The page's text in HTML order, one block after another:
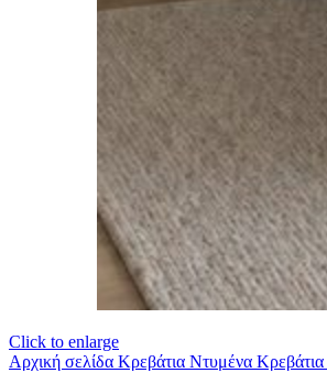
Click to enlarge
Αρχική σελίδα Κρεβάτια Ντυμένα Κρεβάτια